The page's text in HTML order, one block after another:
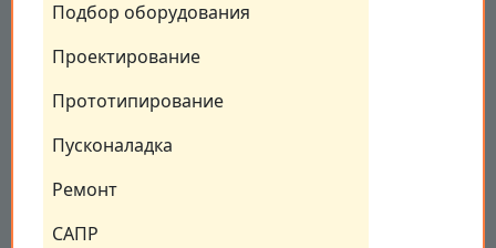
Подбор оборудования
Проектирование
Прототипирование
Пусконаладка
Ремонт
САПР